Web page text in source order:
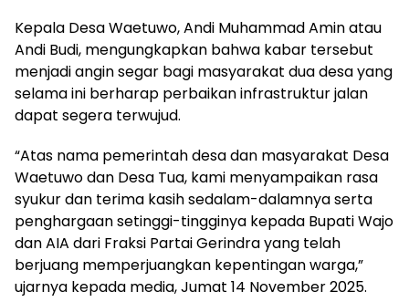
Kepala Desa Waetuwo, Andi Muhammad Amin atau
Andi Budi, mengungkapkan bahwa kabar tersebut
menjadi angin segar bagi masyarakat dua desa yang
selama ini berharap perbaikan infrastruktur jalan
dapat segera terwujud.
“Atas nama pemerintah desa dan masyarakat Desa
Waetuwo dan Desa Tua, kami menyampaikan rasa
syukur dan terima kasih sedalam-dalamnya serta
penghargaan setinggi-tingginya kepada Bupati Wajo
dan AIA dari Fraksi Partai Gerindra yang telah
berjuang memperjuangkan kepentingan warga,”
ujarnya kepada media, Jumat 14 November 2025.